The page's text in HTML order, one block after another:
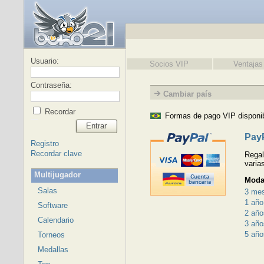
Usuario:
Contraseña:
Recordar
Entrar
Registro
Recordar clave
Multijugador
Salas
Software
Calendario
Torneos
Medallas
Socios VIP
Cambiar país
Formas de pago VIP
3
1 año
2
3
5